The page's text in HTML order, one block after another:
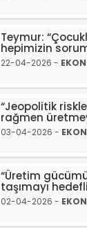
Teymur:
hepimizin
22-04-2026 -
“Jeopolitik
rağmen
03-04-2026 -
“Üretim
taşımayı
02-04-2026 -